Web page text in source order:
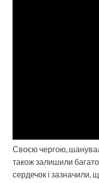
Своєю чергою,
також залишили
сердечок і зазначили,